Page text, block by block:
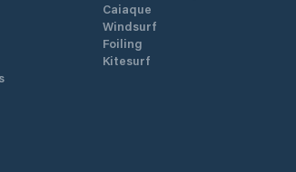
Caiaque
Windsurf
Foiling
Kitesurf